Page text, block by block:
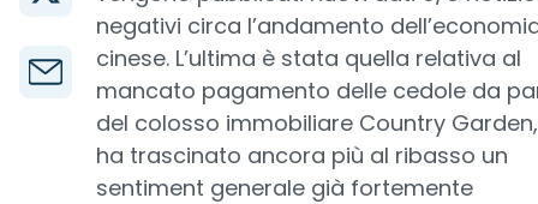
negativi circa l’andamento
cinese. L’ultima è stata quella relativa al
mancato pagamento delle cedole da
del colosso immobiliare Country
ha trascinato ancora più al ribasso un
sentiment generale già fortemente